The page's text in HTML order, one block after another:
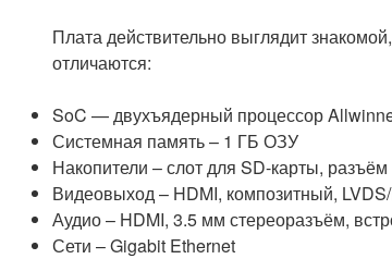
Плата действительно выглядит
отличаются:
SoC — двухъядерный процессор
Системная память – 1 ГБ ОЗУ
Накопители – слот для SD-карты, разъём
Видеовыход – HDMI, композитный,
Аудио – HDMI, 3.5 мм стереоразъём,
Сети – Gigabit Ethernet